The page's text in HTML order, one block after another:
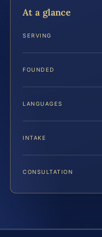
At a glance
SERVING
FOUNDED
LANGUAGES
INTAKE
CONSULTATION